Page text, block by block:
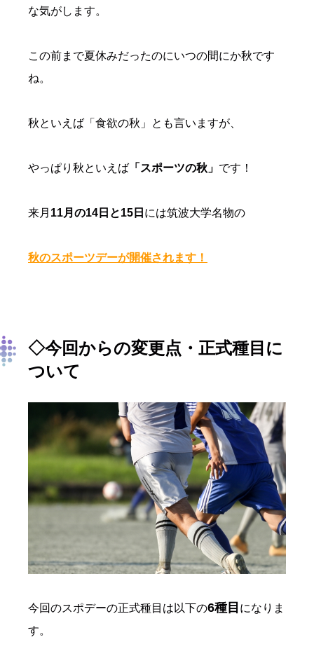
な気がします。
この前まで夏休みだったのにいつの間にか秋です
ね。
秋といえば「食欲の秋」とも言いますが、
やっぱり秋といえば 「スポーツの秋」 です！
来月 11月の14日と15日 には筑波大学名物の
秋のスポーツデーが開催されます！
◇今回からの変更点・正式種目に
ついて
今回のスポデーの正式種目は以下の6種目 になりま
す。